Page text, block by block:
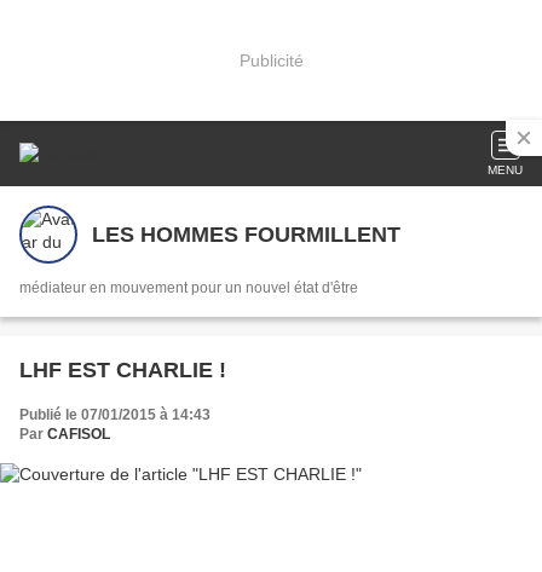
Publicité
MENU
LES HOMMES FOURMILLENT
médiateur en mouvement pour un nouvel état d'être
LHF EST CHARLIE !
Publié le 07/01/2015 à 14:43
Par CAFISOL